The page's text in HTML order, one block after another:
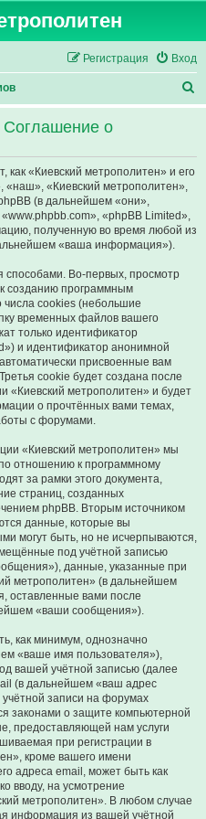
Вход
Регистрация
о
с
Соглашение о
«Киевский метрополитен» и его
«Киевский метрополитен»,
(в дальнейшем «они»,
«phpBB Limited»,
полученную во время любой из
«ваша информация»).
Во-первых, просмотр
созданию программным
числа cookies (небольшие
временных файлов вашего
только идентификатор
и идентификатор анонимной
присвоенные вам
cookie будет создана после
«Киевский метрополитен» и будет
о прочтённых вами темах,
с форумами.
«Киевский метрополитен» мы
отношению к программному
за рамки этого документа,
страниц, созданных
phpBB. Вторым источником
данные, которые вы
могут быть, но не исчерпываются,
под учётной записью
данные, указанные при
метрополитен» (в дальнейшем
оставленные вами после
«ваши сообщения»).
как минимум, однозначно
«ваше имя пользователя»),
вашей учётной записью (далее
(в дальнейшем «ваш адрес
записи на форумах
законами о защите компьютерной
предоставляющей нам услуги
при регистрации в
кроме вашего имени
адреса email, может быть как
вводу, на усмотрение
метрополитен». В любом случае
информация из вашей учётной